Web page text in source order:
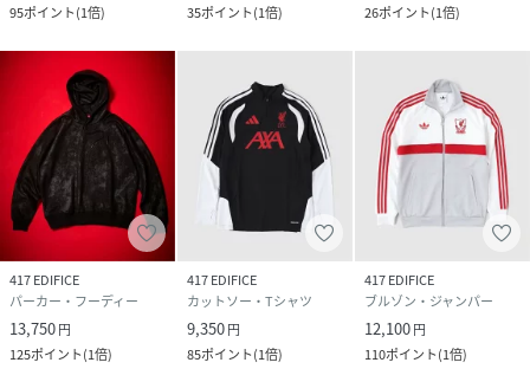
95ポイント(1倍)
35ポイント(1倍)
26ポイント(1倍)
417 EDIFICE
パーカー・フーディー
13,750円
125ポイント(1倍)
417 EDIFICE
カットソー・Tシャツ
9,350円
85ポイント(1倍)
417 EDIFICE
ブルゾン・ジャンパー
12,100円
110ポイント(1倍)